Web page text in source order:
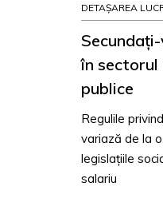
DETAȘAREA
în
publice
Regulile
variază de la
legislațiile
salariu